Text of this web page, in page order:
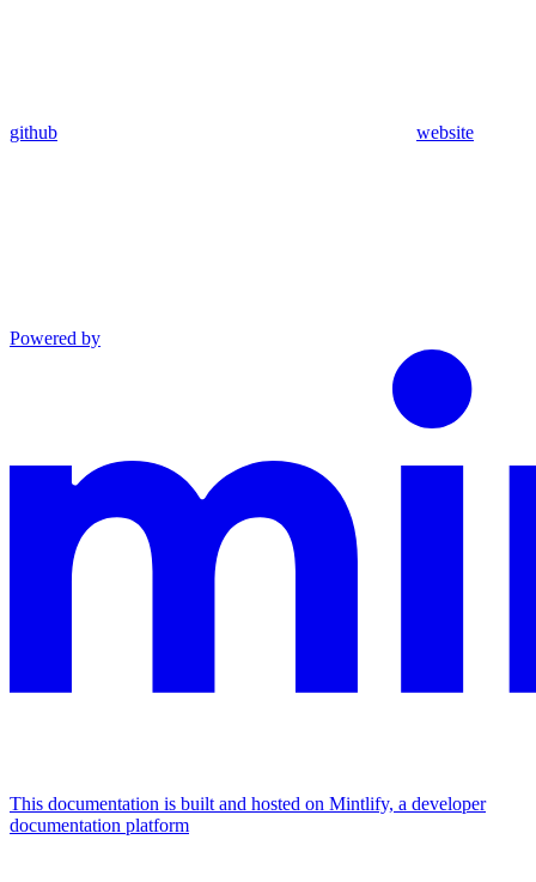
github website
Powered by
This documentation is built and hosted on Mintlify, a developer
documentation platform